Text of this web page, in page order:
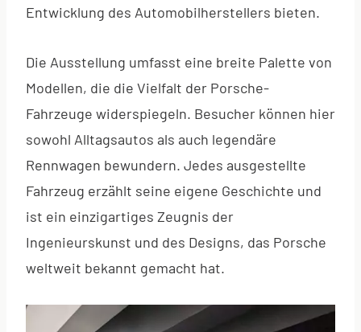
Entwicklung des Automobilherstellers bieten.
Die Ausstellung umfasst eine breite Palette von
Modellen, die die Vielfalt der Porsche-
Fahrzeuge widerspiegeln. Besucher können hier
sowohl Alltagsautos als auch legendäre
Rennwagen bewundern. Jedes ausgestellte
Fahrzeug erzählt seine eigene Geschichte und
ist ein einzigartiges Zeugnis der
Ingenieurskunst und des Designs, das Porsche
weltweit bekannt gemacht hat.